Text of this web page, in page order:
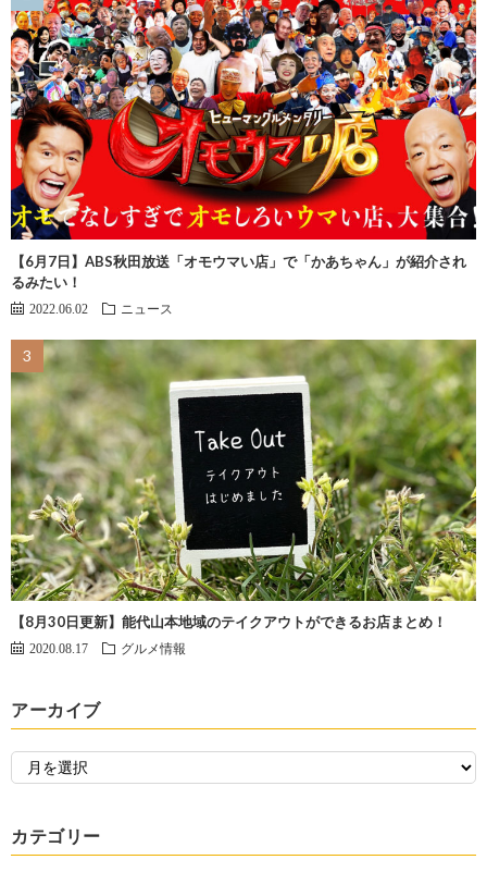
【6月7日】ABS秋田放送「オモウマい店」で「かあちゃん」が紹介され
るみたい！
2022.06.02 ニュース
【8月30日更新】能代山本地域のテイクアウトができるお店まとめ！
2020.08.17 グルメ情報
アーカイブ
カテゴリー